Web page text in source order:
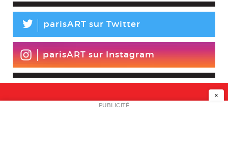
L parisART sur Twitter
parisART sur Instagram
NEWSLETTER
×
PUBLICITÉ